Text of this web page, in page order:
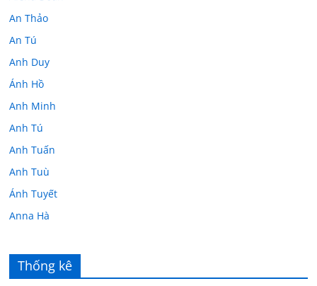
An Thảo
An Tú
Anh Duy
Ánh Hồ
Anh Minh
Anh Tú
Anh Tuấn
Anh Tuù
Ánh Tuyết
Anna Hà
Âu Tú Vân
Bác sĩ Hoa
Thống kê